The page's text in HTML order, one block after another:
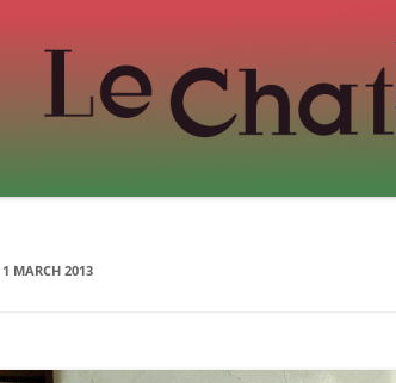
1 MARCH 2013